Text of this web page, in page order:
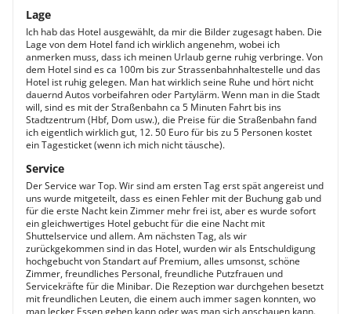
Lage
Ich hab das Hotel ausgewählt, da mir die Bilder zugesagt haben. Die
Lage von dem Hotel fand ich wirklich angenehm, wobei ich
anmerken muss, dass ich meinen Urlaub gerne ruhig verbringe. Von
dem Hotel sind es ca 100m bis zur Strassenbahnhaltestelle und das
Hotel ist ruhig gelegen. Man hat wirklich seine Ruhe und hört nicht
dauernd Autos vorbeifahren oder Partylärm. Wenn man in die Stadt
will, sind es mit der Straßenbahn ca 5 Minuten Fahrt bis ins
Stadtzentrum (Hbf, Dom usw.), die Preise für die Straßenbahn fand
ich eigentlich wirklich gut, 12. 50 Euro für bis zu 5 Personen kostet
ein Tagesticket (wenn ich mich nicht täusche).
Service
Der Service war Top. Wir sind am ersten Tag erst spät angereist und
uns wurde mitgeteilt, dass es einen Fehler mit der Buchung gab und
für die erste Nacht kein Zimmer mehr frei ist, aber es wurde sofort
ein gleichwertiges Hotel gebucht für die eine Nacht mit
Shuttelservice und allem. Am nächsten Tag, als wir
zurückgekommen sind in das Hotel, wurden wir als Entschuldigung
hochgebucht von Standart auf Premium, alles umsonst, schöne
Zimmer, freundliches Personal, freundliche Putzfrauen und
Servicekräfte für die Minibar. Die Rezeption war durchgehen besetzt
mit freundlichen Leuten, die einem auch immer sagen konnten, wo
man lecker Essen gehen kann oder was man sich anschauen kann.